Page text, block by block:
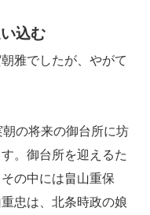
込む
雅でしたが、やがて
の将来の御台所に坊
。御台所を迎えるた
の中には畠山重保
忠は、北条時政の娘